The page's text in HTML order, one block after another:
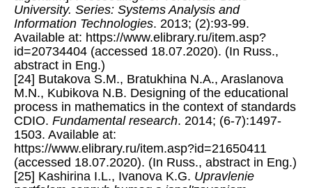
University. Series: Systems Analysis and
Information Technologies. 2013; (2):93-99.
Available at: https://www.elibrary.ru/item.asp?
id=20734404 (accessed 18.07.2020). (In Russ.,
abstract in Eng.)
[24] Butakova S.M., Bratukhina N.A., Araslanova
M.N., Kubikova N.B. Designing of the educational
process in mathematics in the context of standards
CDIO. Fundamental research. 2014; (6-7):1497-
1503. Available at:
https://www.elibrary.ru/item.asp?id=21650411
(accessed 18.07.2020). (In Russ., abstract in Eng.)
[25] Kashirina I.L., Ivanova K.G. Upravlenie